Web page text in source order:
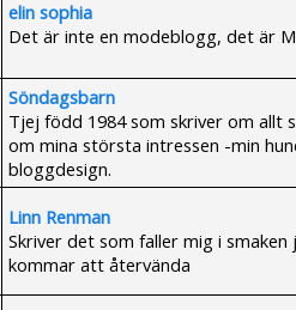
elin sophia
Det är inte en modeblogg, det är
Söndagsbarn
Tjej född 1984 som skriver om allt
om mina största intressen -min
bloggdesign.
Linn Renman
Skriver det som faller mig i
kommar att återvända